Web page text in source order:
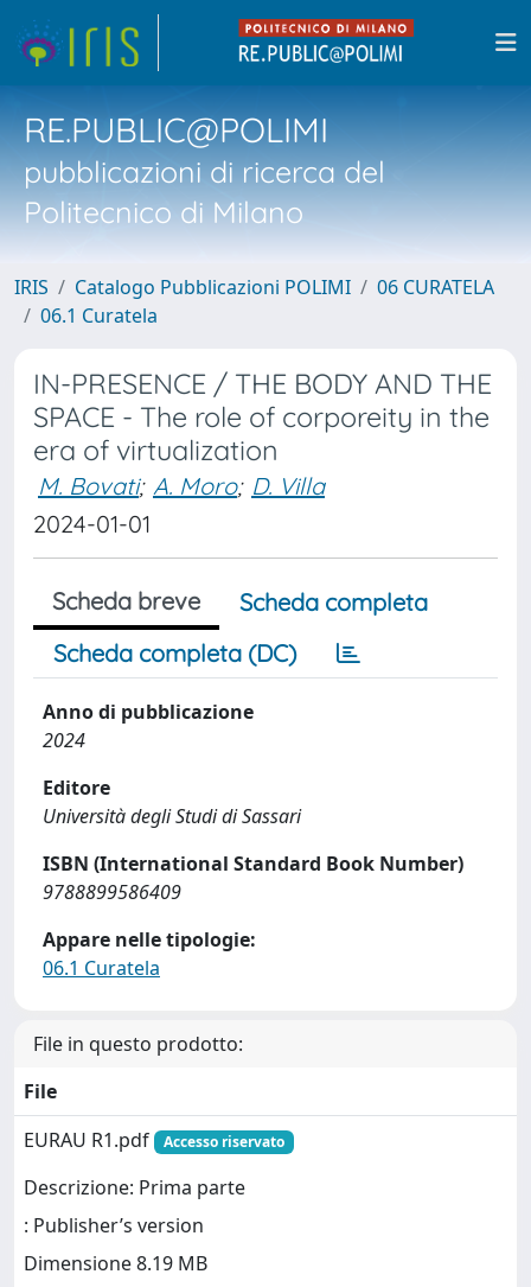
RE.PUBLIC@POLIMI
pubblicazioni di ricerca del
Politecnico di Milano
IRIS Catalogo Pubblicazioni POLIMI
06 CURATELA
06.1 Curatela
IN-PRESENCE / THE BODY AND THE
SPACE - The role of corporeity in the
era of virtualization
M. Bovati; A. Moro; D. Villa
2024-01-01
Scheda breve
Scheda completa
Scheda completa (DC)
Anno di pubblicazione
2024
Editore
Università degli Studi di Sassari
ISBN (International Standard Book Number)
9788899586409
Appare nelle tipologie:
06.1 Curatela
File in questo prodotto:
File
EURAU R1.pdf
Accesso riservato
Descrizione: Prima parte
: Publisher’s version
Dimensione 8.19 MB